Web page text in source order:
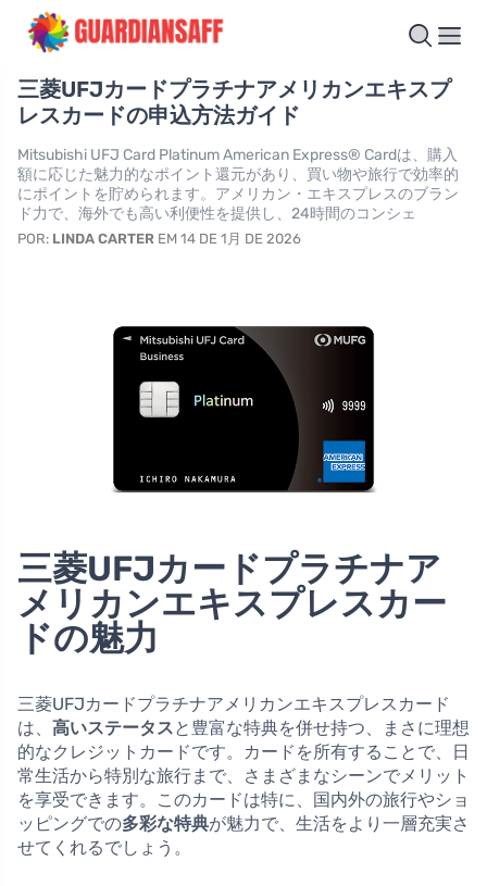
三菱UFJカードプラチナアメリカンエキスプ
レスカードの申込方法ガイド
Mitsubishi UFJ Card Platinum American Express® Cardは、購入
額に応じた魅力的なポイント還元があり、買い物や旅行で効率的
にポイントを貯められます。アメリカン・エキスプレスのブラン
ド力で、海外でも高い利便性を提供し、24時間のコンシェ
POR: LINDA CARTER EM 14 DE 1月 DE 2026
三菱UFJカードプラチナア
メリカンエキスプレスカー
ドの魅力
三菱UFJカードプラチナアメリカンエキスプレスカード
は、 高いステータスと豊富な特典を併せ持つ、まさに理想
的なクレジットカードです。カードを所有することで、日
常生活から特別な旅行まで、さまざまなシーンでメリット
を享受できます。このカードは特に、国内外の旅行やショ
ッピングでの多彩な特典が魅力で、生活をより一層充実さ
せてくれるでしょう。